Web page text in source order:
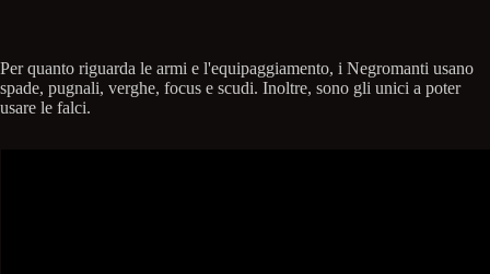
Per quanto riguarda le armi e l'equipaggiamento, i Negromanti usano
spade, pugnali, verghe, focus e scudi. Inoltre, sono gli unici a poter
usare le falci.